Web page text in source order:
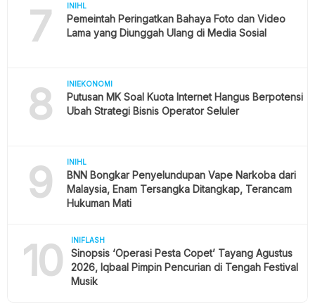
7 INIHL
Pemeintah Peringatkan Bahaya Foto dan Video
Lama yang Diunggah Ulang di Media Sosial
8 INIEKONOMI
Putusan MK Soal Kuota Internet Hangus Berpotensi
Ubah Strategi Bisnis Operator Seluler
9 INIHL
BNN Bongkar Penyelundupan Vape Narkoba dari
Malaysia, Enam Tersangka Ditangkap, Terancam
Hukuman Mati
10 INIFLASH
Sinopsis ‘Operasi Pesta Copet’ Tayang Agustus
2026, Iqbaal Pimpin Pencurian di Tengah Festival
Musik